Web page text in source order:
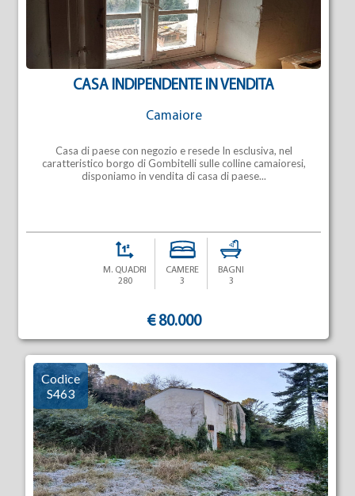
CASA INDIPENDENTE IN VENDITA
Camaiore
Casa di paese con negozio e resede In esclusiva, nel
caratteristico borgo di Gombitelli sulle colline camaioresi,
disponiamo in vendita di casa di paese...
M. QUADRI
280
CAMERE
3
BAGNI
3
€ 80.000
Codice
S463